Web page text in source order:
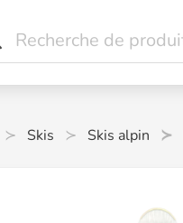
Skis Skis alpin